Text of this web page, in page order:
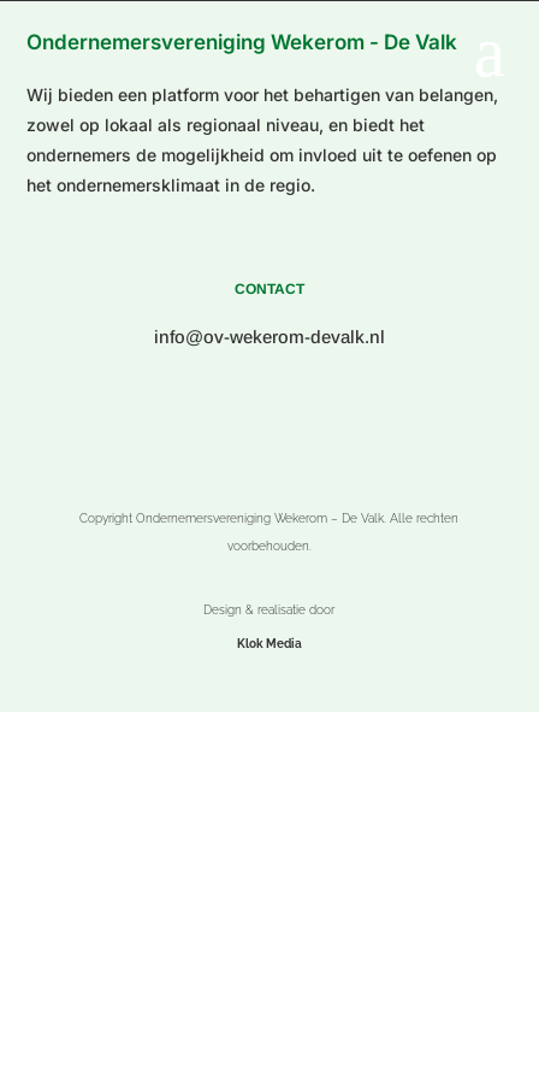
Ondernemersvereniging Wekerom - De Valk
Wij bieden een platform voor het behartigen van belangen,
zowel op lokaal als regionaal niveau, en biedt het
ondernemers de mogelijkheid om invloed uit te oefenen op
het ondernemersklimaat in de regio.
CONTACT
info@ov-wekerom-devalk.nl
Copyright Ondernemersvereniging Wekerom – De Valk. Alle rechten
voorbehouden.
Design & realisatie door
Klok Media